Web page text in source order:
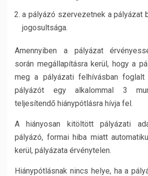
a pályázó szervezetnek a pályázat
jogosultsága.
Amennyiben a pályázat
során megállapításra kerül, hogy a
meg a pályázati felhívásban foglalt
pályázót egy alkalommal 3
teljesítendő hiánypótlásra hívja fel.
A hiányosan kitöltött pályázati
pályázó, formai hiba miatt
kerül, pályázata érvénytelen.
Hiánypótlásnak nincs helye, ha a